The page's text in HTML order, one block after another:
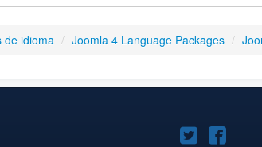
de idioma / Joomla 4 Language Packages /
Joomla!